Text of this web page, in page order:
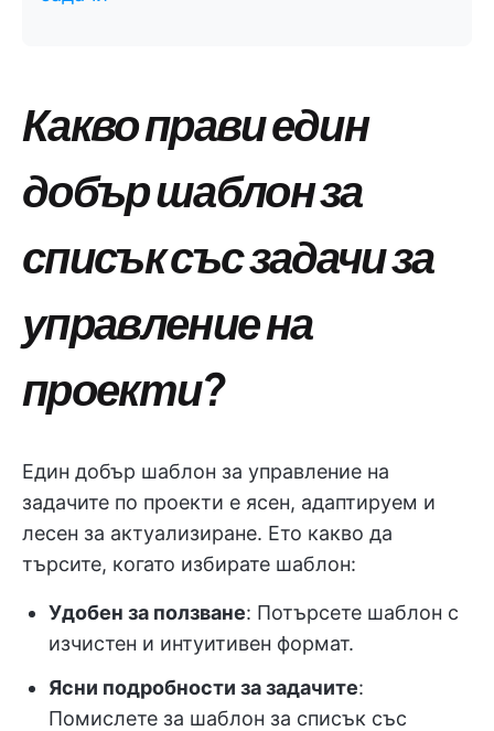
Какво прави един
добър шаблон за
списък със задачи за
управление на
проекти?
Един добър шаблон за управление на
задачите по проекти е ясен, адаптируем и
лесен за актуализиране. Ето какво да
търсите, когато избирате шаблон:
Удобен за ползване: Потърсете шаблон с
изчистен и интуитивен формат.
Ясни подробности за задачите:
Помислете за шаблон за списък със